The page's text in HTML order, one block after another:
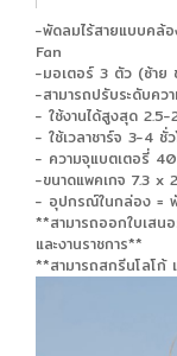
-พัดลมไร้สายแบบคล้
Fan
-มอเตอร์ 3 ตัว (ซ้าย
-สามารถปรับระดับคว
- ใช้งานได้สูงสุด
- ใช้เวลาชาร์จ 3-4 ชั่
- ความจุแบตเตอรี่
-ขนาดแพคเกจ 7.3 x
- อุปกรณ์ในกล่อง =
**สามารถออกใบเสน
และงานราชการ**
**สามารถสกรีนโลโก้